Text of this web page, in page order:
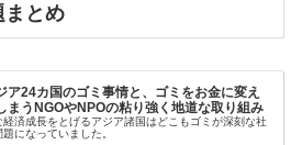
まとめ
ア24カ国のゴミ事情と、ゴミをお金に変え
まうNGOやNPOの粘り強く地道な取り組み
経済成長をとげるアジア諸国はどこもゴミが深刻な社
題になっていました。